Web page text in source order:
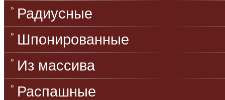
Радиусные
Шпонированные
Из массива
Распашные